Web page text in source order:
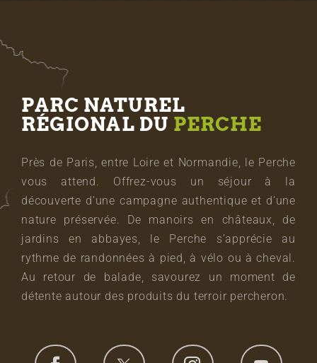
PARC NATUREL
RÉGIONAL DU PERCHE
Près de Paris, entre Loire et Normandie, le Perche
vous attend. Offrez-vous un séjour à la
découverte d’une campagne authentique et d’une
nature préservée. De manoirs en châteaux, de
jardins en abbayes, le Perche s’apprécie au
rythme de randonnées à pied, à vélo ou à cheval.
Au retour de balade, savourez un moment de
détente autour des produits du terroir percheron.